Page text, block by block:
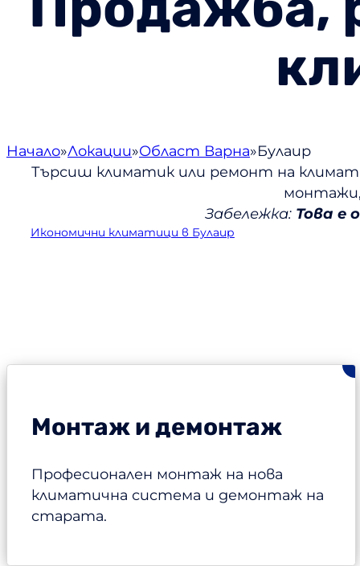
Начало Локации Област Варна Булаир
Търсиш климатик или ремонт на
Забележка: Това е
Икономични климатици в Булаир
Монтаж и демонтаж
Професионален монтаж на нова
климатична система и демонтаж на
старата.